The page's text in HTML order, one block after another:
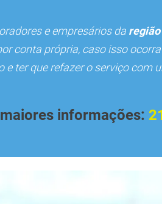
e empresários da
conta própria, caso isso
e ter que refazer o serviço com
informações: